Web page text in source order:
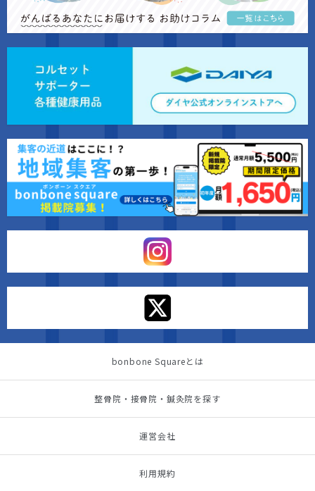
bonbone Squareとは
整骨院・接骨院・鍼灸院を探す
運営会社
利用規約